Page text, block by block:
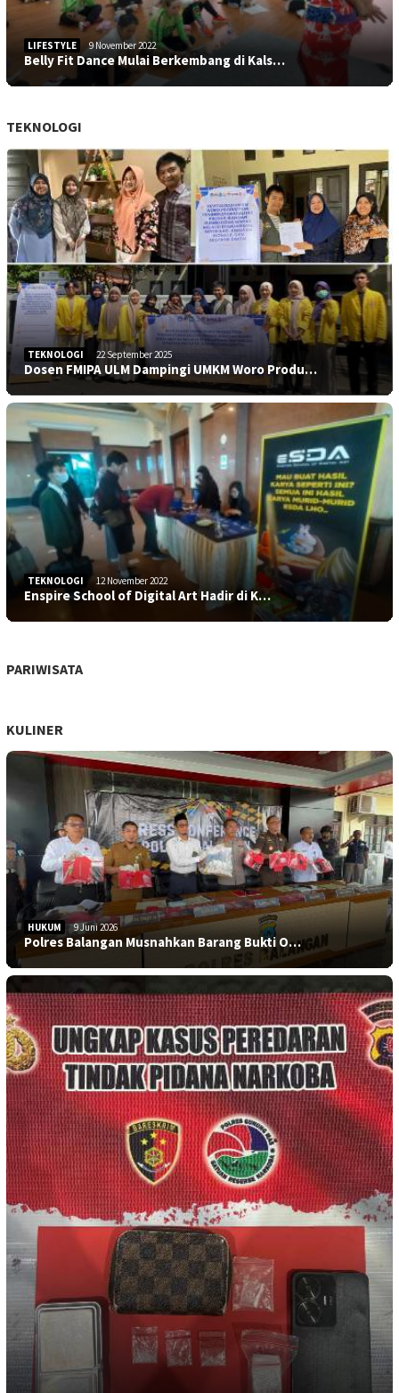
LIFESTYLE 9 November 2022
Belly Fit Dance Mulai Berkembang di Kals…
TEKNOLOGI
TEKNOLOGI 22 September 2025
Dosen FMIPA ULM Dampingi UMKM Woro Produ…
TEKNOLOGI 12 November 2022
Enspire School of Digital Art Hadir di K…
PARIWISATA
KULINER
HUKUM 9 Juni 2026
Polres Balangan Musnahkan Barang Bukti O…